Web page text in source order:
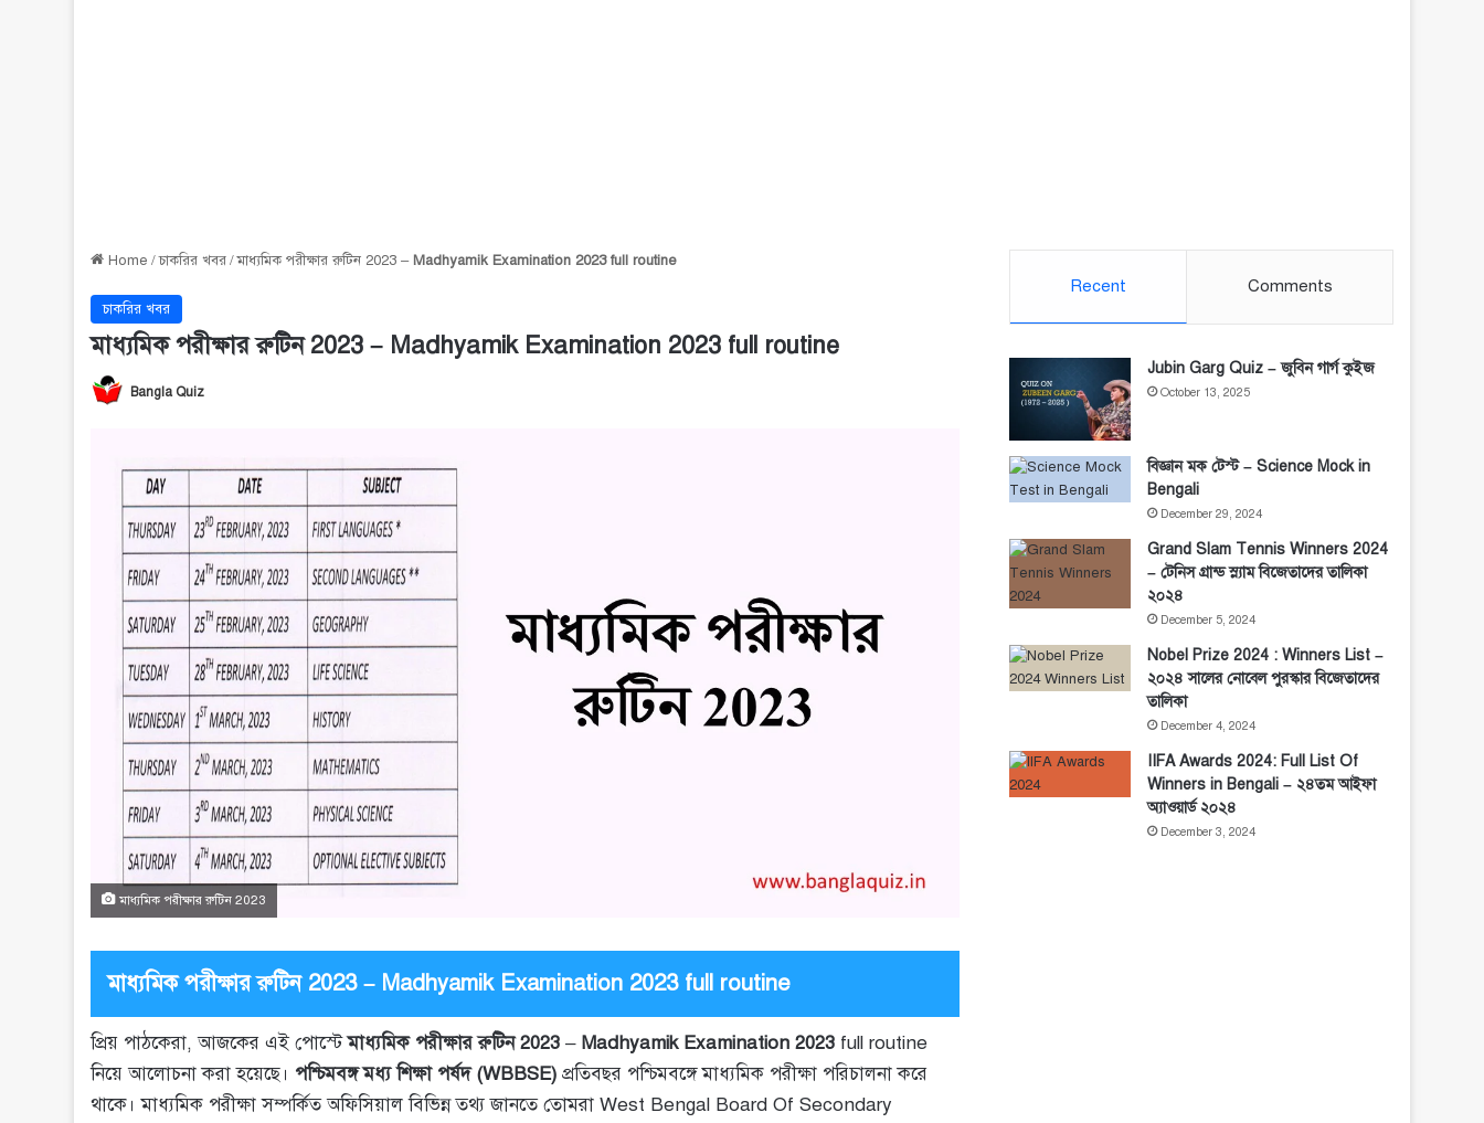
Home / চাকরির খবর / মাধ্যমিক পরীক্ষার রুটিন 2023 – Madhyamik Examination 2023 full routine
চাকরির খবর
মাধ্যমিক পরীক্ষার রুটিন 2023 – Madhyamik Examination 2023 full routine
Bangla Quiz
মাধ্যমিক পরীক্ষার রুটিন 2023
মাধ্যমিক পরীক্ষার রুটিন 2023 – Madhyamik Examination 2023 full routine
প্রিয় পাঠকেরা, আজকের এই পোস্টেমাধ্যমিক পরীক্ষার রুটিন 2023 – Madhyamik Examination 2023 full routine
নিয়ে আলোচনা করা হয়েছে। পশ্চিমবঙ্গ মধ্য শিক্ষা পর্ষদ (WBBSE) প্রতিবছর পশ্চিমবঙ্গে মাধ্যমিক পরীক্ষা পরিচালনা করে
থাকে। মাধ্যমিক পরীক্ষা সম্পর্কিত অফিসিয়াল বিভিন্ন তথ্য জানতে তোমরা West Bengal Board Of Secondary
Recent Comments
Jubin Garg Quiz – জুবিন গার্গ কুইজ
October 13, 2025
বিজ্ঞান মক টেস্ট – Science Mock in
Bengali
December 29, 2024
Grand Slam Tennis Winners 2024
– টেনিস গ্রান্ড স্ল্যাম বিজেতাদের তালিকা
২০২৪
December 5, 2024
Nobel Prize 2024 : Winners List –
২০২৪ সালের নোবেল পুরস্কার বিজেতাদের
তালিকা
December 4, 2024
IIFA Awards 2024: Full List Of
Winners in Bengali – ২৪তম আইফা
অ্যাওয়ার্ড ২০২৪
December 3, 2024